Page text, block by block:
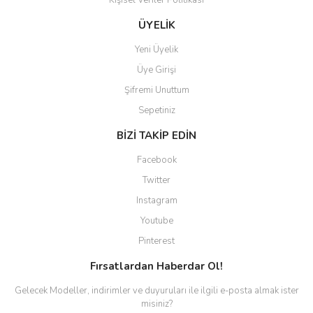
Gönder
ÜYELİK
Yeni Üyelik
Üye Girişi
Şifremi Unuttum
Sepetiniz
BİZİ TAKİP EDİN
Facebook
Twitter
Instagram
Youtube
Pinterest
Fırsatlardan Haberdar Ol!
Gelecek Modeller, indirimler ve duyuruları ile ilgili e-posta almak ister
misiniz?